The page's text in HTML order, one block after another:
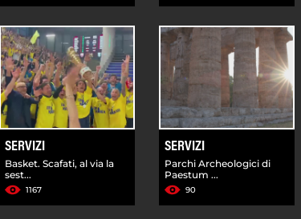
SERVIZI
Basket. Scafati, al via la
sest...
1167
SERVIZI
Parchi Archeologici di
Paestum ...
90